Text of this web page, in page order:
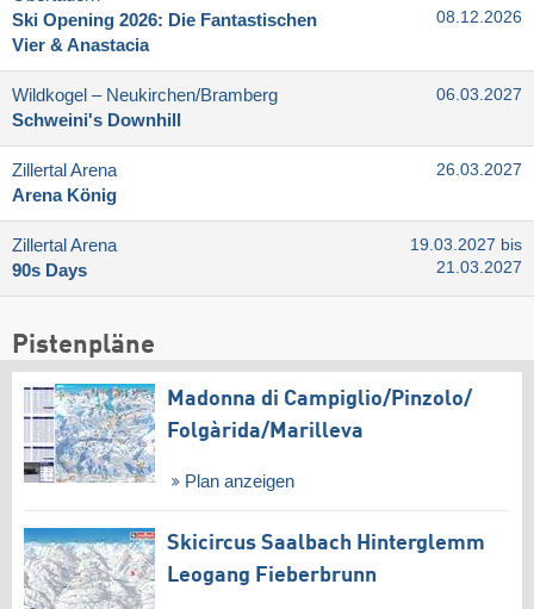
Ski Opening 2026: Die Fantastischen
Vier & Anastacia
08.12.2026
Wildkogel – Neukirchen/​Bramberg
Schweini's Downhill
06.03.2027
Zillertal Arena
Arena König
26.03.2027
Zillertal Arena
90s Days
19.03.2027 bis
21.03.2027
Pistenpläne
Madonna di Campiglio/​Pinzolo/​
Folgàrida/​Marilleva
Plan anzeigen
Skicircus Saalbach Hinterglemm
Leogang Fieberbrunn